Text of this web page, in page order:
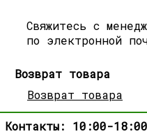
Свяжитесь с
по электронной
Возврат товара
Возврат товара
Контакты: 10:00-